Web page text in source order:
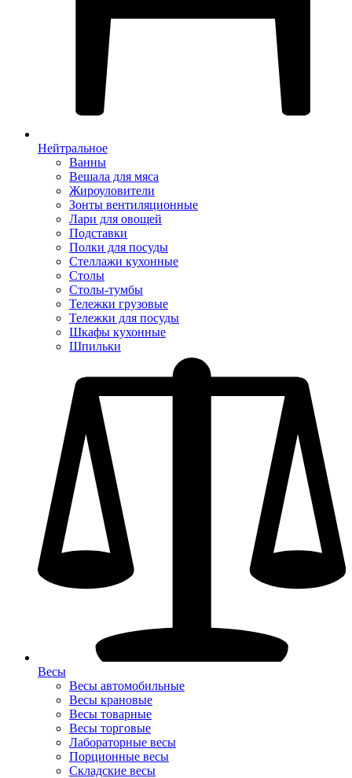
Нейтральное
Ванны
Вешала для мяса
Жироуловители
Зонты вентиляционные
Лари для овощей
Подставки
Полки для посуды
Стеллажи кухонные
Столы
Столы-тумбы
Тележки грузовые
Тележки для посуды
Шкафы кухонные
Шпильки
Весы
Весы автомобильные
Весы крановые
Весы товарные
Весы торговые
Лабораторные весы
Порционные весы
Складские весы